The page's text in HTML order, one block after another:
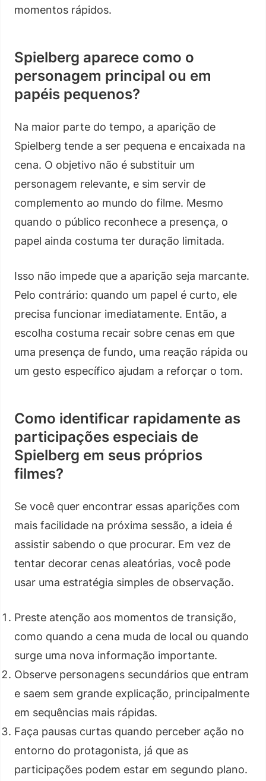
momentos rápidos.
Spielberg aparece como o
personagem principal ou em
papéis pequenos?
Na maior parte do tempo, a aparição de
Spielberg tende a ser pequena e encaixada na
cena. O objetivo não é substituir um
personagem relevante, e sim servir de
complemento ao mundo do filme. Mesmo
quando o público reconhece a presença, o
papel ainda costuma ter duração limitada.
Isso não impede que a aparição seja marcante.
Pelo contrário: quando um papel é curto, ele
precisa funcionar imediatamente. Então, a
escolha costuma recair sobre cenas em que
uma presença de fundo, uma reação rápida ou
um gesto específico ajudam a reforçar o tom.
Como identificar rapidamente as
participações especiais de
Spielberg em seus próprios
filmes?
Se você quer encontrar essas aparições com
mais facilidade na próxima sessão, a ideia é
assistir sabendo o que procurar. Em vez de
tentar decorar cenas aleatórias, você pode
usar uma estratégia simples de observação.
Preste atenção aos momentos de transição,
como quando a cena muda de local ou quando
surge uma nova informação importante.
Observe personagens secundários que entram
e saem sem grande explicação, principalmente
em sequências mais rápidas.
Faça pausas curtas quando perceber ação no
entorno do protagonista, já que as
participações podem estar em segundo plano.